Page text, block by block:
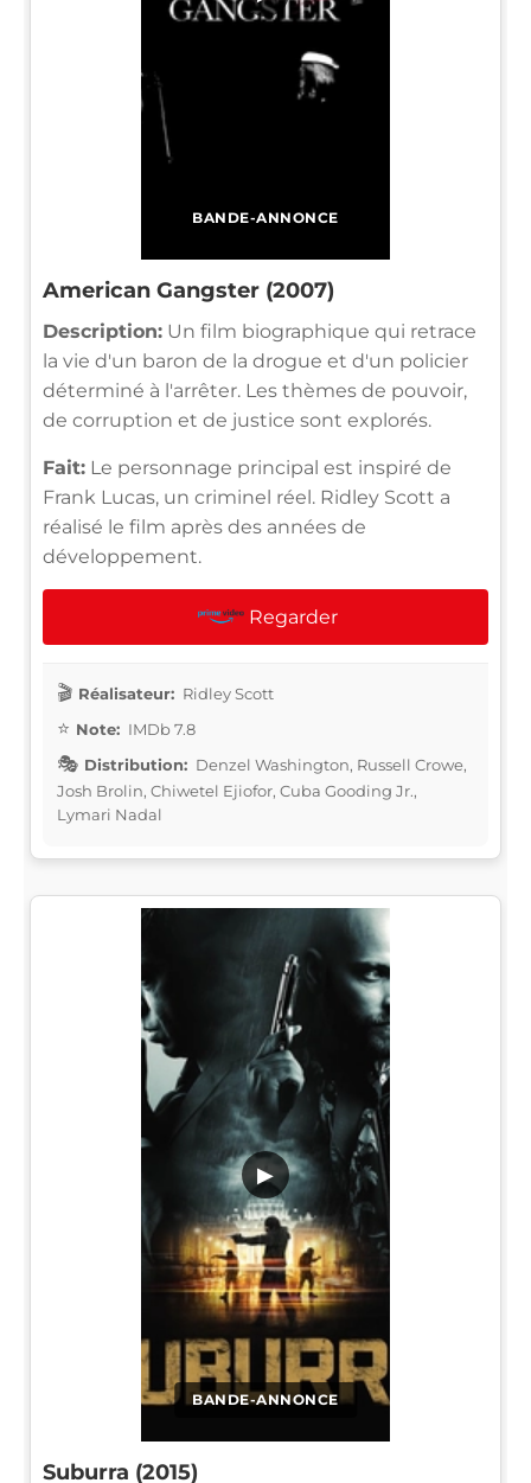
BANDE-ANNONCE
American Gangster (2007)
Description: Un film biographique qui retrace
la vie d'un baron de la drogue et d'un policier
déterminé à l'arrêter. Les thèmes de pouvoir,
de corruption et de justice sont explorés.
Fait: Le personnage principal est inspiré de
Frank Lucas, un criminel réel. Ridley Scott a
réalisé le film après des années de
développement.
Regarder
Réalisateur: Ridley Scott
Note: IMDb 7.8
Distribution: Denzel Washington, Russell Crowe,
Josh Brolin, Chiwetel Ejiofor, Cuba Gooding Jr.,
Lymari Nadal
BANDE-ANNONCE
▶
Suburra (2015)